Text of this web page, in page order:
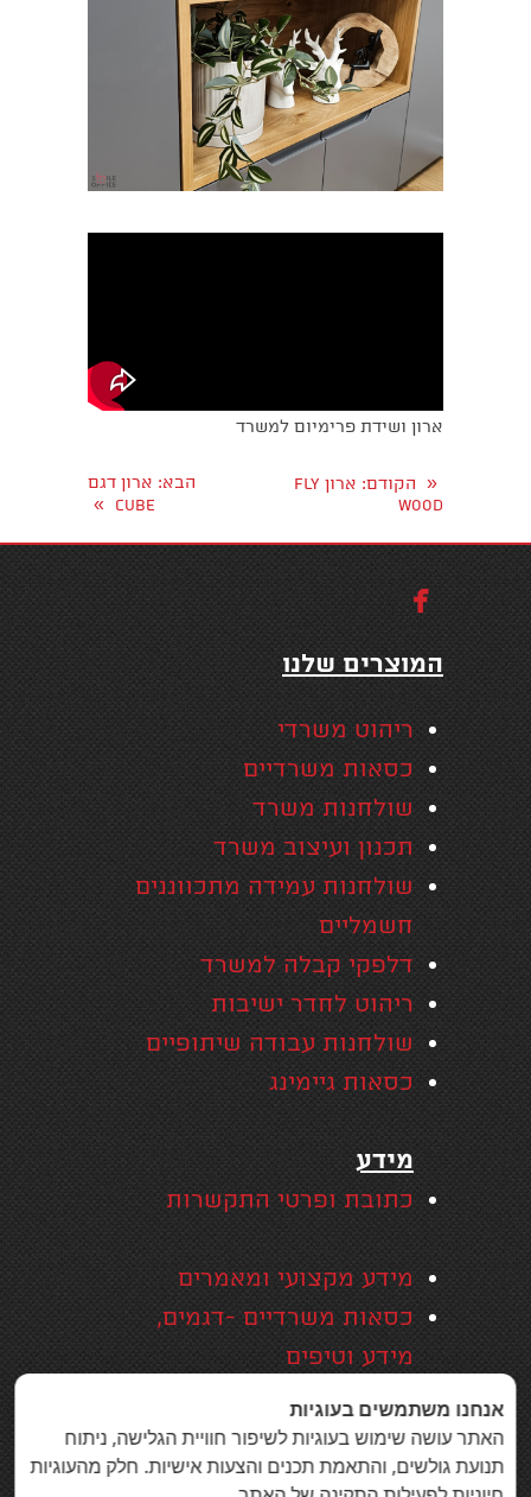
ארון ושידת פרימיום למשרד
« הקודם
: ארון FLY
WOOD
הבא: ארון דגם
CUBE
»

המוצרים שלנו
ריהוט משרדי
כסאות משרדיים
שולחנות משרד
תכנון ועיצוב משרד
שולחנות עמידה מתכווננים
חשמליים
דלפקי קבלה למשרד
ריהוט לחדר ישיבות
שולחנות עבודה שיתופיים
כסאות גיימינג
מידע
כתובת ופרטי התקשרות
מידע מקצועי ומאמרים
כסאות משרדיים -דגמים,
מידע וטיפים
אזורי שירות
האחריות המקיפה של סמייל
אופיס
אנחנו משתמשים בעוגיות
האתר עושה שימוש בעוגיות לשיפור חוויית הגלישה, ניתוח
תנועת גולשים, והתאמת תכנים והצעות אישיות. חלק מהעוגיות